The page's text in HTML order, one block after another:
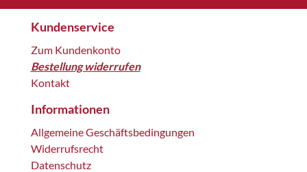
Kundenservice
Zum Kundenkonto
Bestellung widerrufen
Kontakt
Informationen
Allgemeine Geschäftsbedingungen
Widerrufsrecht
Datenschutz